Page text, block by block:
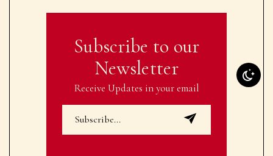
Subscribe to our
Newsletter
Receive Updates in your email